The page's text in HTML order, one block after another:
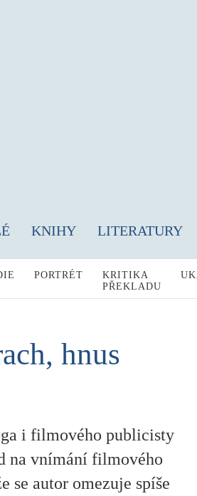
KNIHY LITERATURY
PORTRÉT
KRITIKA
PŘEKLADU
hnus
i filmového publicisty
na vnímání filmového
se autor omezuje spíše